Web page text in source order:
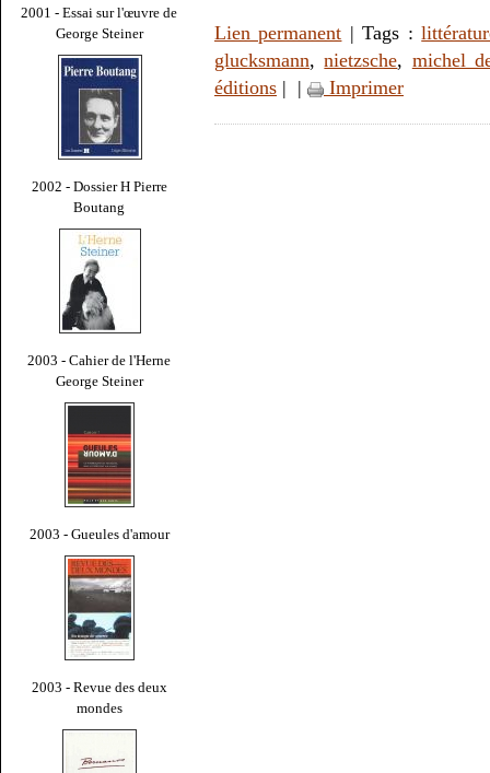
2001 - Essai sur l'œuvre de
George Steiner
2002 - Dossier H Pierre
Boutang
2003 - Cahier de l'Herne
George Steiner
2003 - Gueules d'amour
2003 - Revue des deux
mondes
Lien permanent | Tags :
glucksmann,nietzsche, michel
éditions | | Imprimer